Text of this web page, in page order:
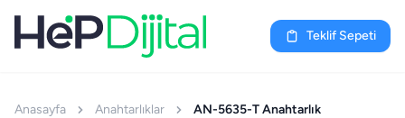
Teklif Sepeti
Anasayfa Anahtarlıklar AN-5635-T Anahtarlık